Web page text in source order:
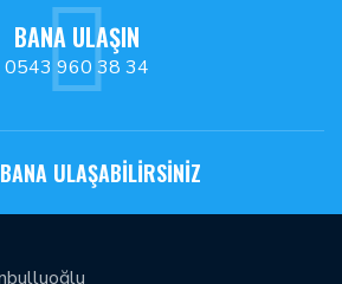
BANA ULAŞIN
0543 960 38 34
BANA ULAŞABİLİRSİNİZ